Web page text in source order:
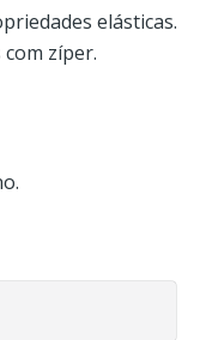
elásticas.
zíper.